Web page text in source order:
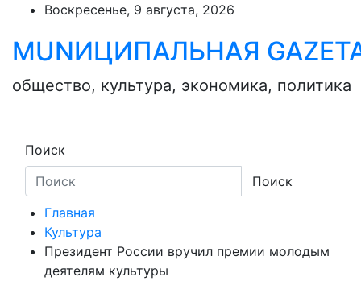
content
Воскресенье, 9 августа, 2026
MUNИЦИПАЛЬНАЯ
общество, культура, экономика, политика
Поиск
Поиск
Главная
Культура
Президент России вручил премии молодым
деятелям культуры